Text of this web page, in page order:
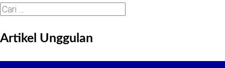
Cari
Artikel Unggulan